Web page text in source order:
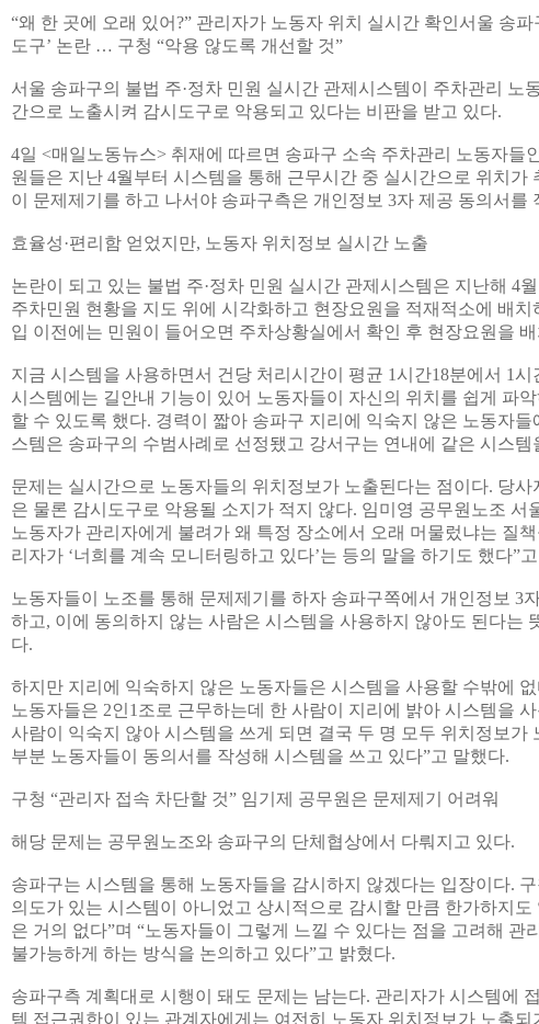
“왜 한 곳에 오래 있어?” 관리자가 노동자 위치 실시간 확인서울 송파
도구’ 논란 … 구청 “악용 않도록 개선할 것”
서울 송파구의 불법 주·정차 민원 실시간 관제시스템이 주차관리 노
간으로 노출시켜 감시도구로 악용되고 있다는 비판을 받고 있다.
4일 <매일노동뉴스> 취재에 따르면 송파구 소속 주차관리 노동자들
원들은 지난 4월부터 시스템을 통해 근무시간 중 실시간으로 위치가
이 문제제기를 하고 나서야 송파구측은 개인정보 3자 제공 동의서를
효율성·편리함 얻었지만, 노동자 위치정보 실시간 노출
논란이 되고 있는 불법 주·정차 민원 실시간 관제시스템은 지난해 4
주차민원 현황을 지도 위에 시각화하고 현장요원을 적재적소에 배치
입 이전에는 민원이 들어오면 주차상황실에서 확인 후 현장요원을
지금 시스템을 사용하면서 건당 처리시간이 평균 1시간18분에서 1시
시스템에는 길안내 기능이 있어 노동자들이 자신의 위치를 쉽게 파
할 수 있도록 했다. 경력이 짧아 송파구 지리에 익숙지 않은 노동자들
스템은 송파구의 수범사례로 선정됐고 강서구는 연내에 같은 시스템
문제는 실시간으로 노동자들의 위치정보가 노출된다는 점이다. 당사
은 물론 감시도구로 악용될 소지가 적지 않다. 임미영 공무원노조 서
노동자가 관리자에게 불려가 왜 특정 장소에서 오래 머물렀냐는 질
리자가 ‘너희를 계속 모니터링하고 있다’는 등의 말을 하기도 했다”
노동자들이 노조를 통해 문제제기를 하자 송파구쪽에서 개인정보 3
하고, 이에 동의하지 않는 사람은 시스템을 사용하지 않아도 된다는
다.
하지만 지리에 익숙하지 않은 노동자들은 시스템을 사용할 수밖에 없
노동자들은 2인1조로 근무하는데 한 사람이 지리에 밝아 시스템을
사람이 익숙지 않아 시스템을 쓰게 되면 결국 두 명 모두 위치정보가
부분 노동자들이 동의서를 작성해 시스템을 쓰고 있다”고 말했다.
구청 “관리자 접속 차단할 것” 임기제 공무원은 문제제기 어려워
해당 문제는 공무원노조와 송파구의 단체협상에서 다뤄지고 있다.
송파구는 시스템을 통해 노동자들을 감시하지 않겠다는 입장이다.
의도가 있는 시스템이 아니었고 상시적으로 감시할 만큼 한가하지도
은 거의 없다”며 “노동자들이 그렇게 느낄 수 있다는 점을 고려해 관
불가능하게 하는 방식을 논의하고 있다”고 밝혔다.
송파구측 계획대로 시행이 돼도 문제는 남는다. 관리자가 시스템에
템 접근권한이 있는 관계자에게는 여전히 노동자 위치정보가 노출되